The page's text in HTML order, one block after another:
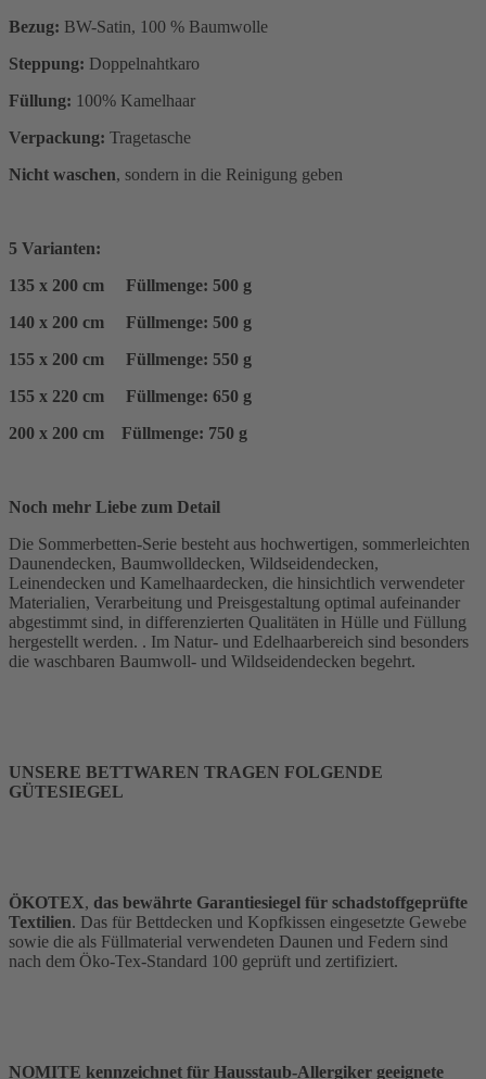
Bezug: BW-Satin, 100 % Baumwolle
Steppung: Doppelnahtkaro
Füllung: 100% Kamelhaar
Verpackung: Tragetasche
Nicht waschen, sondern in die Reinigung geben
5 Varianten:
135 x 200 cm Füllmenge: 500 g
140 x 200 cm Füllmenge: 500 g
155 x 200 cm Füllmenge: 550 g
155 x 220 cm Füllmenge: 650 g
200 x 200 cm Füllmenge: 750 g
Noch mehr Liebe zum Detail
Die Sommerbetten-Serie besteht aus hochwertigen, sommerleichten
Daunendecken, Baumwolldecken, Wildseidendecken,
Leinendecken und Kamelhaardecken, die hinsichtlich verwendeter
Materialien, Verarbeitung und Preisgestaltung optimal aufeinander
abgestimmt sind, in differenzierten Qualitäten in Hülle und Füllung
hergestellt werden. . Im Natur- und Edelhaarbereich sind besonders
die waschbaren Baumwoll- und Wildseidendecken begehrt.
UNSERE BETTWAREN TRAGEN FOLGENDE
GÜTESIEGEL
ÖKOTEX, das bewährte Garantiesiegel für schadstoffgeprüfte
Textilien. Das für Bettdecken und Kopfkissen eingesetzte Gewebe
sowie die als Füllmaterial verwendeten Daunen und Federn sind
nach dem Öko-Tex-Standard 100 geprüft und zertifiziert.
NOMITE kennzeichnet für Hausstaub-Allergiker geeignete